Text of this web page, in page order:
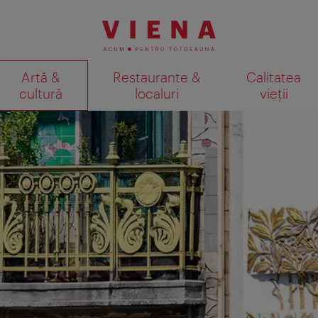
Artă &
cultură
Restaurante &
localuri
Calitatea
vieții
Afişare rezultate căutare